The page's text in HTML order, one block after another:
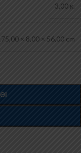
3,00 κ.
× 8,00 × 56,00 cm